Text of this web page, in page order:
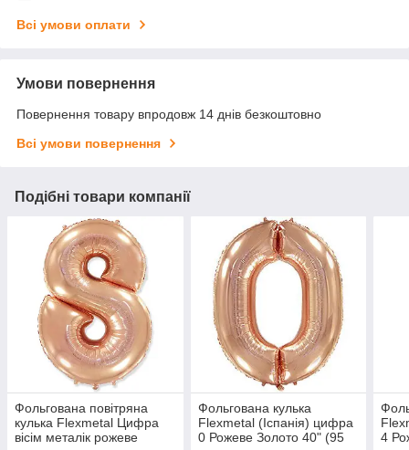
Всі умови оплати
Умови повернення
Повернення товару впродовж 14 днів безкоштовно
Всі умови повернення
Подібні товари компанії
Фольгована повітряна
кулька Flexmetal Цифра
вісім металік рожеве
Фольгована кулька
Flexmetal (Іспанія) цифра
0 Рожеве Золото 40" (95
4